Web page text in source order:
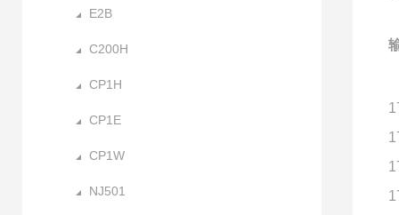
E2B
C200H
CP1H
CP1E
CP1W
NJ501